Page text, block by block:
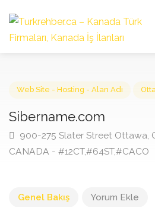
Sibername.com
900-275 Slater Street
Genel Bakış Yorum Ekle